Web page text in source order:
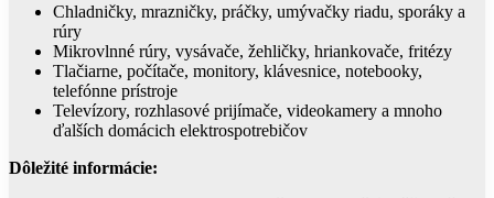
Chladničky, mrazničky, práčky, umývačky riadu, sporáky a
rúry
Mikrovlnné rúry, vysávače, žehličky, hriankovače, fritézy
Tlačiarne, počítače, monitory, klávesnice, notebooky,
telefónne prístroje
Televízory, rozhlasové prijímače, videokamery a mnoho
ďalších domácich elektrospotrebičov
Dôležité informácie: